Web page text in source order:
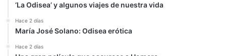
‘La Odisea’ y algunos viajes de nuestra vida
Hace 2 días
María José Solano: Odisea erótica
Hace 2 días